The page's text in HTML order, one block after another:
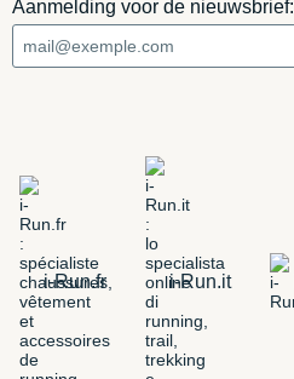
Aanmelding voor de nieuwsbrief:
i-Run.fr i-Run.it